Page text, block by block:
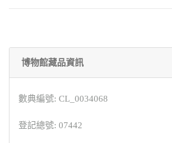
博物館藏品資訊
數典編號: CL_0034068
登記總號: 07442